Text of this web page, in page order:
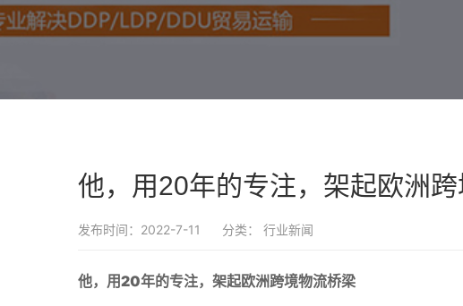
他，用20年的专注，架起欧洲
发布时间：2022-7-11 分类： 行业新闻
他，用20年的专注，架起欧洲跨境物流桥梁